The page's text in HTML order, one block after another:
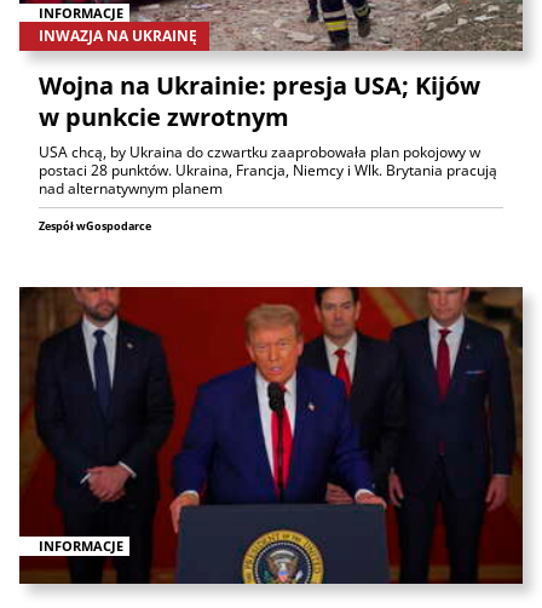
INFORMACJE
INWAZJA NA UKRAINĘ
Wojna na Ukrainie: presja USA; Kijów
w punkcie zwrotnym
USA chcą, by Ukraina do czwartku zaaprobowała plan pokojowy w
postaci 28 punktów. Ukraina, Francja, Niemcy i Wlk. Brytania pracują
nad alternatywnym planem
Zespół wGospodarce
INFORMACJE